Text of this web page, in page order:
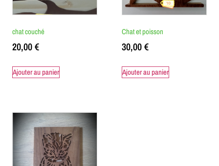
chat couché
20,00€
Ajouter au panier
Chat et poisson
30,00€
Ajouter au panier